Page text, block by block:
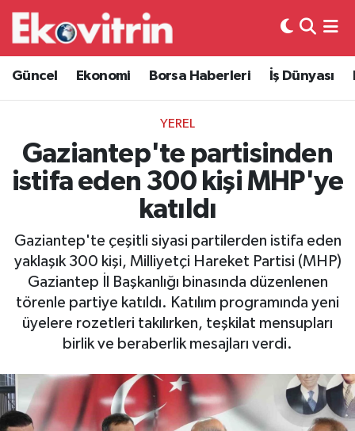
Güncel Ekonomi Borsa Haberleri İş Dünyası
YEREL
Gaziantep'te partisinden
istifa eden 300 kişi MHP'ye
katıldı
Gaziantep'te çeşitli siyasi partilerden istifa eden
yaklaşık 300 kişi, Milliyetçi Hareket Partisi (MHP)
Gaziantep İl Başkanlığı binasında düzenlenen
törenle partiye katıldı. Katılım programında yeni
üyelere rozetleri takılırken, teşkilat mensupları
birlik ve beraberlik mesajları verdi.
Güncel
Ekonomi
Borsa Haberleri
İş Dünyası
Otovitrin
Asayiş
Magazin
Gayrimenkul
Spor
Hava Durumu
Trafik Durumu
Süper Lig Puan Durumu ve Fikstür
Tüm Manşetler
Son Dakika Haberleri
Haber Arşivi